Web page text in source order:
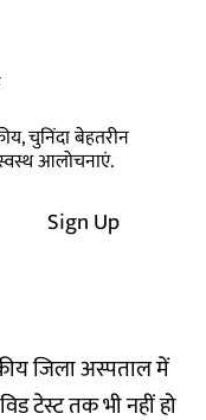
चुनिंदा बेहतरीन
स्वस्थ आलोचनाएं.
Sign Up
जिला अस्पताल में
टेस्ट तक भी नहीं हो